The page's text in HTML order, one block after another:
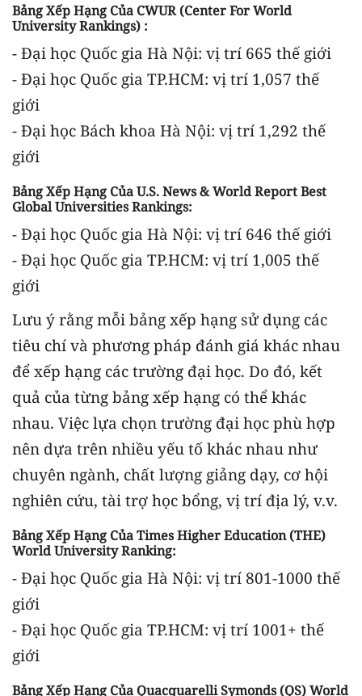
Bảng Xếp Hạng Của CWUR (Center For World
University Rankings) :
- Đại học Quốc gia Hà Nội: vị trí 665 thế giới
- Đại học Quốc gia TP.HCM: vị trí 1,057 thế
giới
- Đại học Bách khoa Hà Nội: vị trí 1,292 thế
giới
Bảng Xếp Hạng Của U.S. News & World Report Best
Global Universities Rankings:
- Đại học Quốc gia Hà Nội: vị trí 646 thế giới
- Đại học Quốc gia TP.HCM: vị trí 1,005 thế
giới
Lưu ý rằng mỗi bảng xếp hạng sử dụng các
tiêu chí và phương pháp đánh giá khác nhau
để xếp hạng các trường đại học. Do đó, kết
quả của từng bảng xếp hạng có thể khác
nhau. Việc lựa chọn trường đại học phù hợp
nên dựa trên nhiều yếu tố khác nhau như
chuyên ngành, chất lượng giảng dạy, cơ hội
nghiên cứu, tài trợ học bổng, vị trí địa lý, v.v.
Bảng Xếp Hạng Của Times Higher Education (THE)
World University Ranking:
- Đại học Quốc gia Hà Nội: vị trí 801-1000 thế
giới
- Đại học Quốc gia TP.HCM: vị trí 1001+ thế
giới
Bảng Xếp Hạng Của Quacquarelli Symonds (QS) World